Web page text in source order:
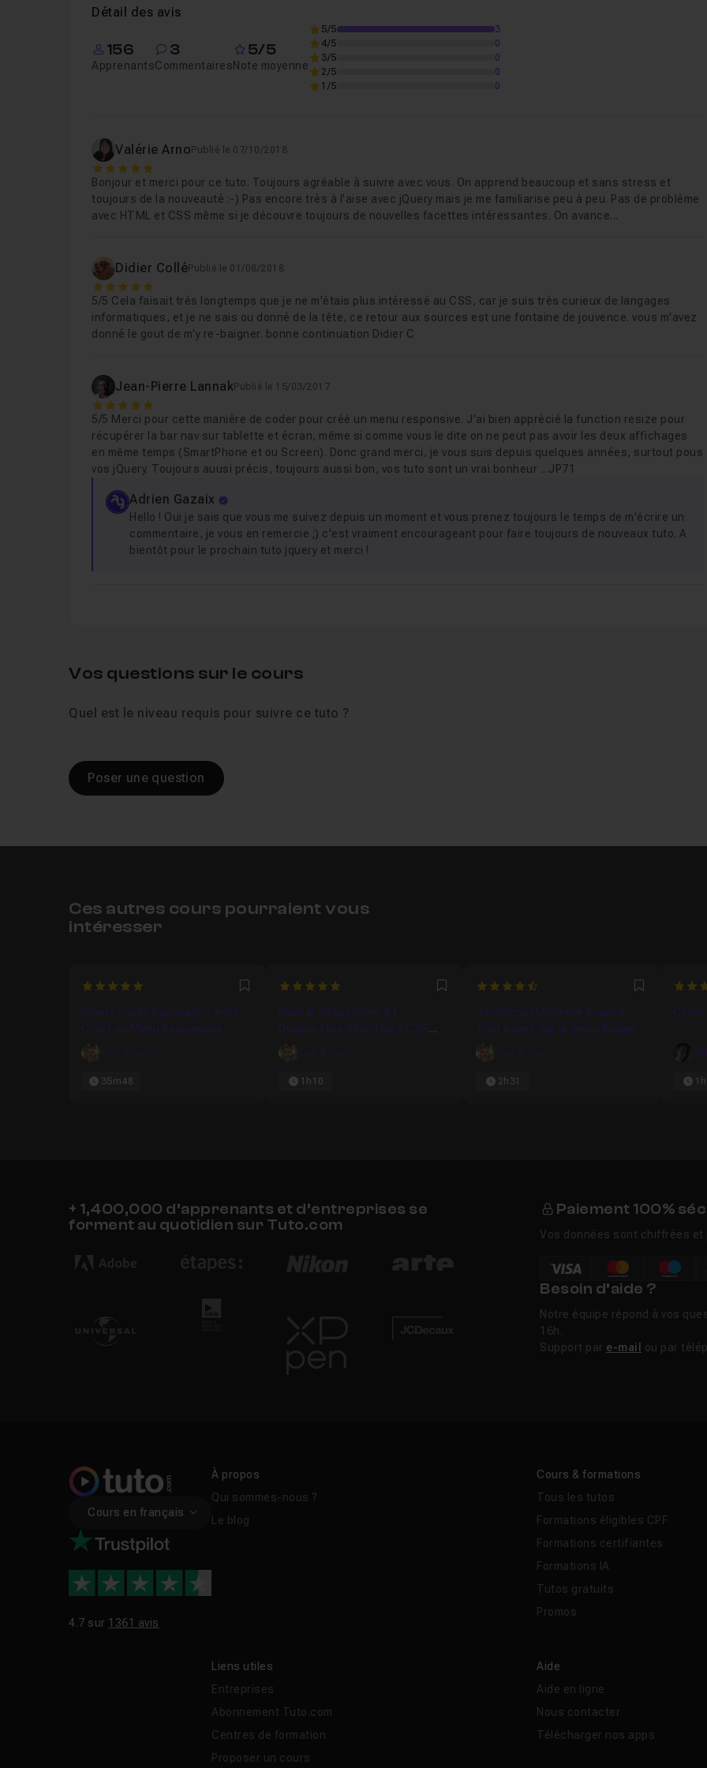
Après cette formation vous serez autonome pour intégrer un menu sur votre site web bureau & mobile.
Vous trouverez les fichier complets de tous les exercices dans les sources.
Leçon 1 Créer un sticky menu 47m39
Cours 3 49m55
Créer un menu mobile responsive
Détail des avis
156
Apprenants
3
Commentaires
5/5
Note moyenne
5/5
3
4/5
0
3/5
0
2/5
0
1/5
0
Valérie Arno Publié le 07/10/2018
5
Bonjour et merci pour ce tuto. Toujours agréable à suivre avec vous. On apprend beaucoup et sans stress et
toujours de la nouveauté :-) Pas encore très à l'aise avec jQuery mais je me familiarise peu à peu. Pas de problème
avec HTML et CSS même si je découvre toujours de nouvelles facettes intéressantes. On avance...
Didier ColléPublié le 01/08/2018
5
5/5 Cela faisait très longtemps que je ne m'étais plus intéressé au CSS, car je suis très curieux de langages
informatiques, et je ne sais ou donné de la tête, ce retour aux sources est une fontaine de jouvence. vous m'avez
donné le gout de m'y re-baigner. bonne continuation Didier C
Jean-Pierre LannakPublié le 15/03/2017
5
5/5 Merci pour cette manière de coder pour créé un menu responsive. J'ai bien apprécié la function resize pour
récupérer la bar nav sur tablette et écran, même si comme vous le dite on ne peut pas avoir les deux affichages
en même temps (SmartPhone et ou Screen). Donc grand merci, je vous suis depuis quelques années, surtout pous
vos jQuery. Toujours auusi précis, toujours aussi bon, vos tuto sont un vrai bonheur ...JP71
Adrien Gazaix
Hello ! Oui je sais que vous me suivez depuis un moment et vous prenez toujours le temps de m'écrire un
commentaire, je vous en remercie ;) c'est vraiment encourageant pour faire toujours de nouveaux tuto. A
bientôt pour le prochain tuto jquery et merci !
Vos questions sur le cours
Quel est le niveau requis pour suivre ce tuto ?
Poser une question
Ces autres cours pourraient vous
intéresser
5 Favori
jQuery Facile Application #4/5 :
Créer un Menu Responsive
Carl Brison
35m48
5 Favori
NavBar Responsive #1 :
Dominez les Sélecteurs CSS
pour un Menu Ultra-Design
Carl Brison
1h10
4.8571428571429 Favori
JavaScript Moderne Avancé -
Tout savoir sur le menu Burger
Carl Brison
2h31
+ 1,400,000 d’apprenants et d’entreprises se
forment au quotidien sur Tuto.com
Paiement 100%
Vos données sont chiffrées
Besoin d’aide ?
Notre équipe répond à vos
16h.
Support par e-mail ou par
Cours en français
4.7 sur 1361 avis
À propos
Qui sommes-nous ?
Le blog
Cours & formations
Tous les tutos
Formations éligibles CPF
Formations certifiantes
Formations IA
Tutos gratuits
Promos
Liens utiles
Entreprises
Abonnement Tuto.com
Centres de formation
Proposer un cours
Aide
Aide en ligne
Nous contacter
Télécharger nos apps